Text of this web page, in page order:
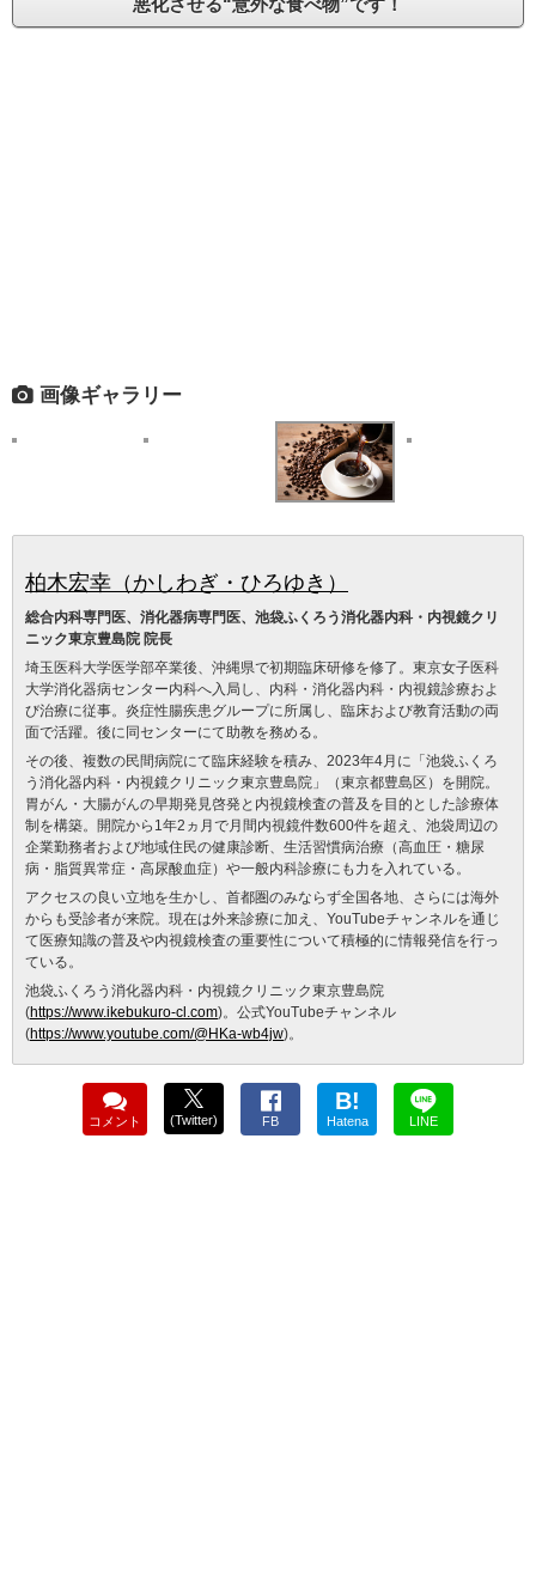
悪化させる“意外な食べ物”です！
画像ギャラリー
柏木宏幸（かしわぎ・ひろゆき）
総合内科専門医、消化器病専門医、池袋ふくろう消化器内科・内視鏡クリ
ニック東京豊島院 院長
埼玉医科大学医学部卒業後、沖縄県で初期臨床研修を修了。東京女子医科
大学消化器病センター内科へ入局し、内科・消化器内科・内視鏡診療およ
び治療に従事。炎症性腸疾患グループに所属し、臨床および教育活動の両
面で活躍。後に同センターにて助教を務める。
その後、複数の民間病院にて臨床経験を積み、2023年4月に「池袋ふくろ
う消化器内科・内視鏡クリニック東京豊島院」（東京都豊島区）を開院。
胃がん・大腸がんの早期発見啓発と内視鏡検査の普及を目的とした診療体
制を構築。開院から1年2ヵ月で月間内視鏡件数600件を超え、池袋周辺の
企業勤務者および地域住民の健康診断、生活習慣病治療（高血圧・糖尿
病・脂質異常症・高尿酸血症）や一般内科診療にも力を入れている。
アクセスの良い立地を生かし、首都圏のみならず全国各地、さらには海外
からも受診者が来院。現在は外来診療に加え、YouTubeチャンネルを通じ
て医療知識の普及や内視鏡検査の重要性について積極的に情報発信を行っ
ている。
池袋ふくろう消化器内科・内視鏡クリニック東京豊島院
(https://www.ikebukuro-cl.com)。公式YouTubeチャンネル
(https://www.youtube.com/@HKa-wb4jw)。
コメント (Twitter) FB
B!
Hatena LINE